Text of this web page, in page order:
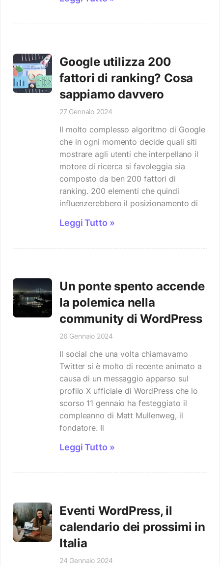
Google utilizza 200
fattori di ranking? Cosa
sappiamo davvero
27 Gennaio 2024
Il molto complesso algoritmo di Google
che in ogni momento decide quali siti
mostrare agli utenti che interpellano il
motore di ricerca si favoleggia sia
composto da ben 200 fattori di
ranking. 200 elementi che quindi
influenzerebbero il posizionamento di
Leggi Tutto »
Un ponte spento accende
la polemica nella
community di WordPress
26 Gennaio 2024
Il social che una volta chiamavamo
Twitter si è molto di recente animato a
causa di un messaggio apparso sul
profilo X ufficiale di WordPress che lo
scorso 11 gennaio ha festeggiato il
compleanno di Matt Mullenweg, il
fondatore. Il
Leggi Tutto »
Eventi WordPress, il
calendario dei prossimi in
Italia
24 Gennaio 2024